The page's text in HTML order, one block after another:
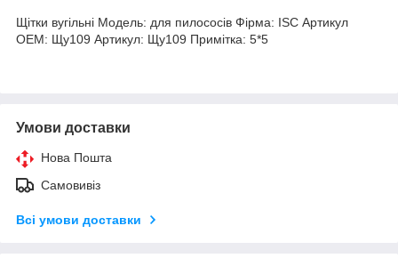
Щітки вугільні Модель: для пилососів Фірма: ISC Артикул
OEM: Щу109 Артикул: Щу109 Примітка: 5*5
Умови доставки
Нова Пошта
Самовивіз
Всі умови доставки